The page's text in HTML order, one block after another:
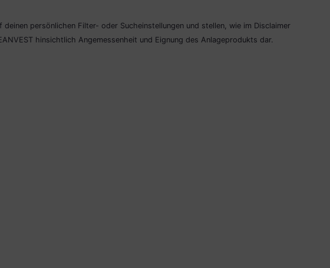
persönlichen Filter- oder Sucheinstellungen und stellen, wie im Disclaimer
hinsichtlich Angemessenheit und Eignung des Anlageprodukts dar.